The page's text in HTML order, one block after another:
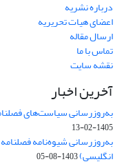
درباره نشریه
اعضای هیات تحریریه
ارسال مقاله
تماس با ما
نقشه سایت
آخرین اخبار
به‌روزرسانی سیاست‌های
1405-02-13
به‌روزرسانی شیوه‌نامه
انگلیسی)1403-08-05